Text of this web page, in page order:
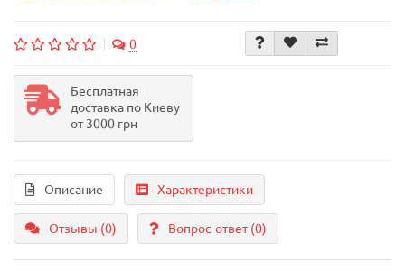
0
Бесплатная
доставка по Киеву
от 3000 грн
Описание Характеристики
Отзывы (0) Вопрос-ответ(0)